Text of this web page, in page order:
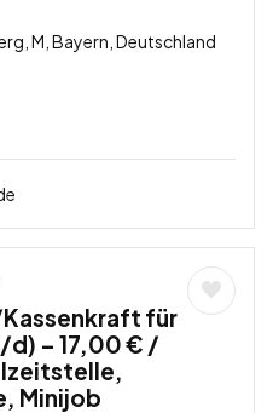
M, Bayern, Deutschland
für
d) – 17,00 € /
Minijob